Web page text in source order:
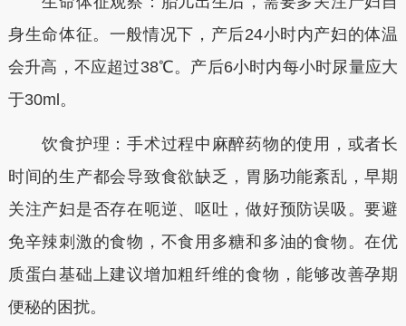
身生命体征。一般情况下，产后24小时内产妇的体温
会升高，不应超过38℃。产后6小时内每小时尿量应大
于30ml。
饮食护理：手术过程中麻醉药物的使用，或者长
时间的生产都会导致食欲缺乏，胃肠功能紊乱，早期
关注产妇是否存在呃逆、呕吐，做好预防误吸。要避
免辛辣刺激的食物，不食用多糖和多油的食物。在优
质蛋白基础上建议增加粗纤维的食物，能够改善孕期
便秘的困扰。